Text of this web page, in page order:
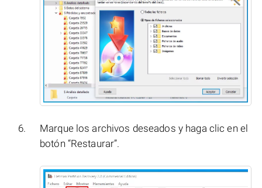
Marque los archivos deseados y haga clic en el
botón “Restaurar”.